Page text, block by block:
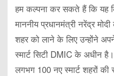
हम कल्पना कर सकते हैं कि यह
माननीय प्रधानमंत्री नरेंद्र
शहर को लाने के लिए उन्होंने
स्मार्ट सिटी DMIC के अधीन
लगभग 100 नए स्मार्ट शहरों